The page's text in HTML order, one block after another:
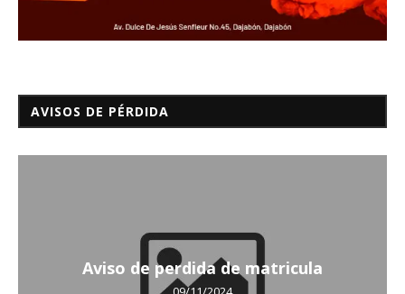
AVISOS DE PÉRDIDA
Aviso de perdida de matricula